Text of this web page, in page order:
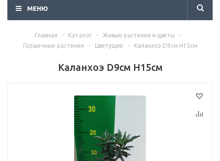
МЕНЮ
Главная - Каталог - Живые растения и цветы
-
Горшечные растения
- Цветущие - Каланхоэ D9см H15см
Каланхоэ D9см H15см